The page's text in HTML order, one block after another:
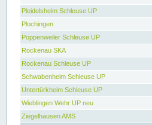
Pleidelsheim Schleuse UP
Plochingen
Poppenweiler Schleuse UP
Rockenau SKA
Rockenau Schleuse UP
Schwabenheim Schleuse UP
Untertürkheim Schleuse UP
Wieblingen Wehr UP neu
Ziegelhausen AMS